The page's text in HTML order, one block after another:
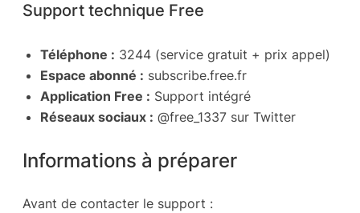
Support technique Free
Téléphone : 3244 (service gratuit + prix appel)
Espace abonné : subscribe.free.fr
Application Free : Support intégré
Réseaux sociaux : @free_1337 sur Twitter
Informations à préparer
Avant de contacter le support :